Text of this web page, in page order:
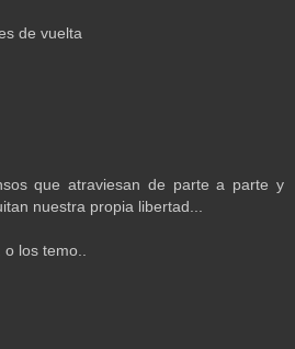
de vuelta
que atraviesan de parte a parte y
nuestra propia libertad...
los temo..